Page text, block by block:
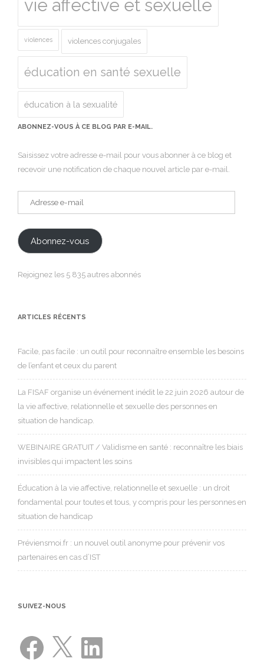
vie affective et sexuelle
violences violences conjugales
éducation en santé sexuelle
éducation à la sexualité
ABONNEZ-VOUS À CE BLOG PAR E-MAIL.
Saisissez votre adresse e-mail pour vous abonner à ce blog et
recevoir une notification de chaque nouvel article par e-mail.
Adresse
e-
Abonnez-vous
Rejoignez les 5 835 autres abonnés
ARTICLES RÉCENTS
Facile, pas facile : un outil pour reconnaître ensemble les besoins
de l’enfant et ceux du parent
La FISAF organise un événement inédit le 22 juin 2026 autour de
la vie affective, relationnelle et sexuelle des personnes en
situation de handicap.
WEBINAIRE GRATUIT / Validisme en santé : reconnaître les biais
invisibles qui impactent les soins
Éducation à la vie affective, relationnelle et sexuelle : un droit
fondamental pour toutes et tous, y compris pour les personnes en
situation de handicap
Préviensmoi.fr : un nouvel outil anonyme pour prévenir vos
partenaires en cas d’IST
SUIVEZ-NOUS
Facebook LinkedIn